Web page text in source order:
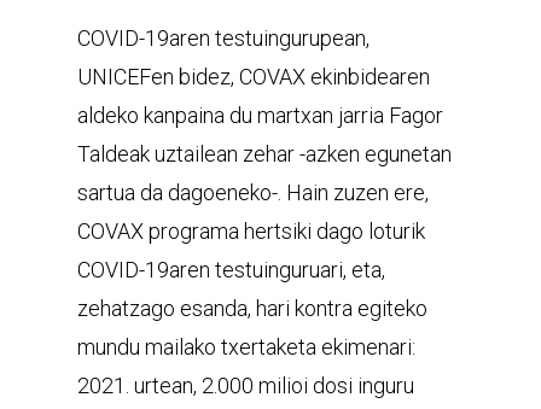
COVID-19aren testuingurupean,
UNICEFen bidez, COVAX ekinbidearen
aldeko kanpaina du martxan jarria Fagor
Taldeak uztailean zehar -azken egunetan
sartua da dagoeneko-. Hain zuzen ere,
COVAX programa hertsiki dago loturik
COVID-19aren testuinguruari, eta,
zehatzago esanda, hari kontra egiteko
mundu mailako txertaketa ekimenari:
2021. urtean, 2.000 milioi dosi inguru